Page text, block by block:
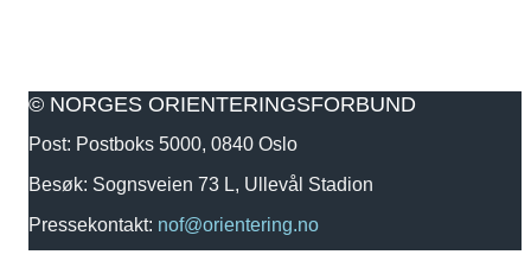
© NORGES ORIENTERINGSFORBUND
Post: Postboks 5000, 0840 Oslo
Besøk: Sognsveien 73 L, Ullevål Stadion
Pressekontakt: nof@orientering.no